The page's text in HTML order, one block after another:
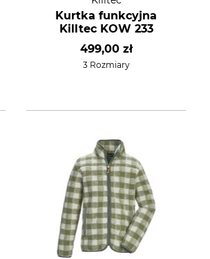
Kurtka funkcyjna
Killtec KOW 233
499,00 zł
3 Rozmiary